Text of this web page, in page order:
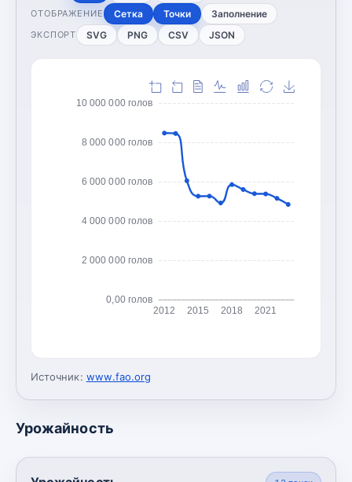
ОТОБРАЖЕНИЕ Сетка Точки Заполнение
ЭКСПОРТ SVG PNG CSV JSON
0,00 голов
2 000 000 голов
4 000 000 голов
6 000 000 голов
8 000 000 голов
10 000 000 голов
2012 2015 2018 2021
Источник: www.fao.org
Урожайность